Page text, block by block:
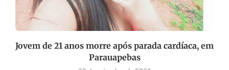
Jovem de 21 anos morre após parada cardíaca, em
Parauapebas